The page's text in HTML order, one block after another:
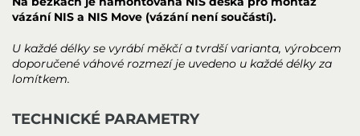
vázání NIS a NIS Move (vázání není součástí).
U každé délky se vyrábí měkčí a tvrdší varianta, výrobcem
doporučené váhové rozmezí je uvedeno u každé délky za
lomítkem.
TECHNICKÉ PARAMETRY